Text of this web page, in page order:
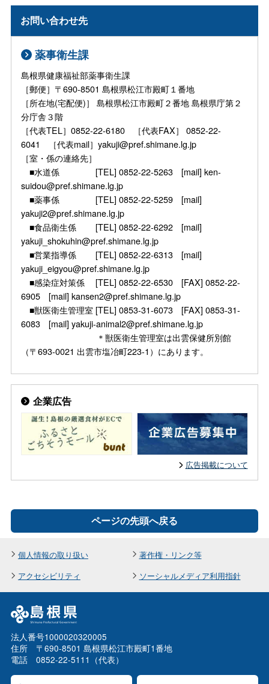
お問い合わせ先
薬事衛生課
島根県健康福祉部薬事衛生課
［郵便］〒690-8501 島根県松江市殿町１番地
［所在地(宅配便)］ 島根県松江市殿町２番地 島根県庁第２
分庁舎３階
［代表TEL］0852-22-6180 ［代表FAX］ 0852-22-
6041 ［代表mail］yakuji@pref.shimane.lg.jp
［室・係の連絡先］
■水道係 [TEL] 0852-22-5263 [mail] ken-
suidou@pref.shimane.lg.jp
■薬事係 [TEL] 0852-22-5259 [mail]
yakuji2@pref.shimane.lg.jp
■食品衛生係 [TEL] 0852-22-6292 [mail]
yakuji_shokuhin@pref.shimane.lg.jp
■営業指導係 [TEL] 0852-22-6313 [mail]
yakuji_eigyou@pref.shimane.lg.jp
■感染症対策係 [TEL] 0852-22-6530 [FAX] 0852-22-
6905 [mail] kansen2@pref.shimane.lg.jp
■獣医衛生管理室 [TEL] 0853-31-6073 [FAX] 0853-31-
6083 [mail] yakuji-animal2@pref.shimane.lg.jp
＊獣医衛生管理室は出雲保健所別館
（〒693-0021 出雲市塩冶町223-1）にあります。
企業広告
広告掲載について
ページの先頭へ戻る
個人情報の取り扱い
著作権・リンク等
アクセシビリティ
ソーシャルメディア利用指針
法人番号1000020320005
住所 〒690-8501 島根県松江市殿町1番地
電話 0852-22-5111（代表）